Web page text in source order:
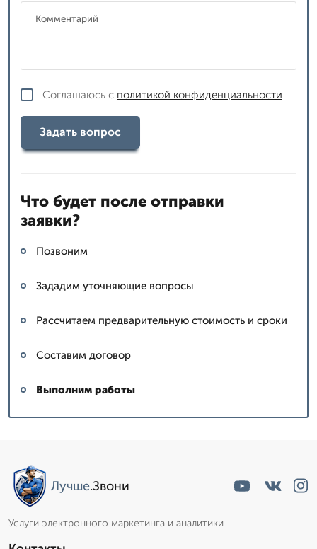
Соглашаюсь с политикой конфиденциальности
Задать вопрос
Что будет после отправки
заявки?
Позвоним
Зададим уточняющие вопросы
Рассчитаем предварительную стоимость и сроки
Составим договор
Выполним работы
Лучше.Звони
Услуги электронного маркетинга и аналитики